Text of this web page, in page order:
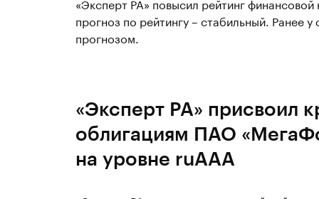
прогноз по рейтингу – стабильный. Ранее
прогнозом.
«Эксперт РА» присвоил
облигациям ПАО
на уровне ruAAА